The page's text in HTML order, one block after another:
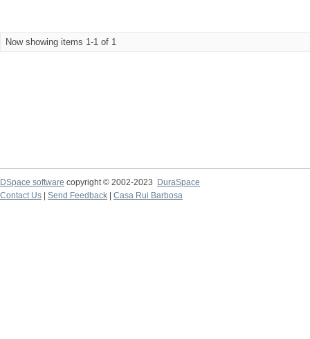
Now showing items 1-1 of 1
DSpace software copyright © 2002-2023
DuraSpace
Contact Us
Send Feedback Casa Rui Barbosa